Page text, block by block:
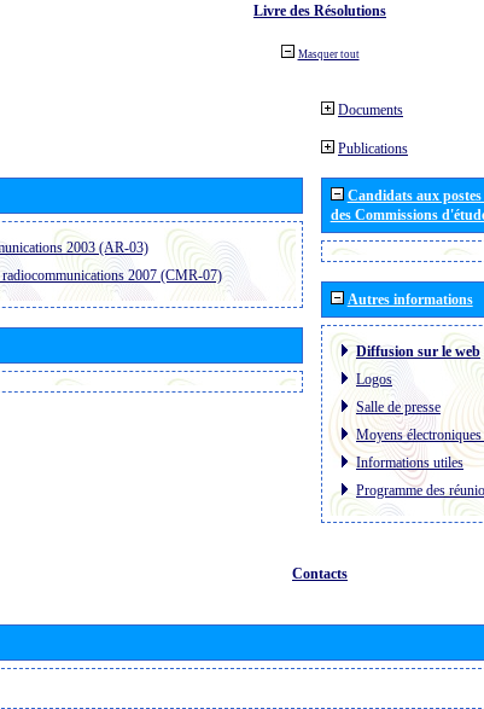
Livre des Résolutions
Masquer tout
2003 (AR-03)
radiocommunications 2007 (CMR-07)
Documents
Publications
Candidats aux postes
des Commissions
Autres informations
Diffusion sur le web
Logos
Salle de presse
Moyens
Informations utiles
Programme des
Contacts